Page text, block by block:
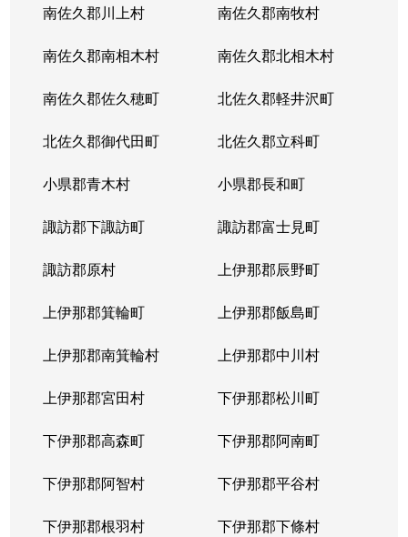
南佐久郡川上村 南佐久郡南牧村
南佐久郡南相木村 南佐久郡北相木村
南佐久郡佐久穂町 北佐久郡軽井沢町
北佐久郡御代田町 北佐久郡立科町
小県郡青木村 小県郡長和町
諏訪郡下諏訪町 諏訪郡富士見町
諏訪郡原村 上伊那郡辰野町
上伊那郡箕輪町 上伊那郡飯島町
上伊那郡南箕輪村 上伊那郡中川村
上伊那郡宮田村 下伊那郡松川町
下伊那郡高森町 下伊那郡阿南町
下伊那郡阿智村 下伊那郡平谷村
下伊那郡根羽村 下伊那郡下條村